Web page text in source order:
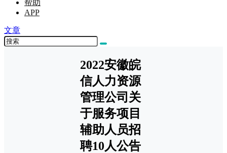
帮助
APP
文章
2022安徽皖
信人力资源
管理公司关
于服务项目
辅助人员招
聘10人公告